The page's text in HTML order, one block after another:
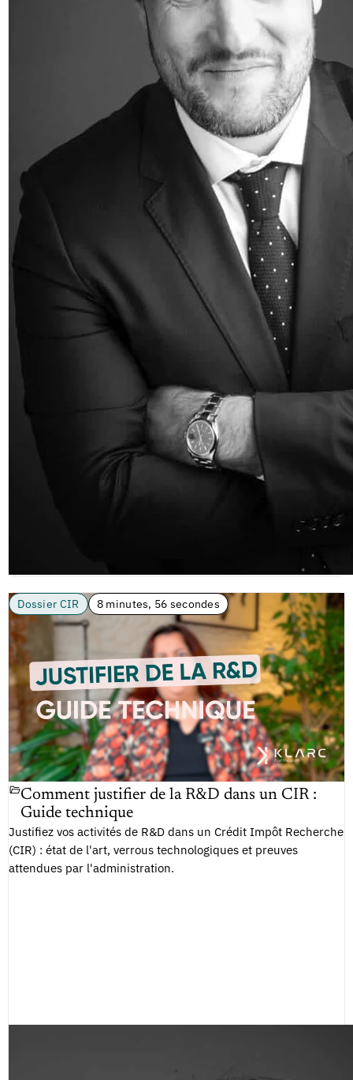
Dossier CIR 8 minutes, 56 secondes
Comment justifier de la R&D dans un CIR :
Guide technique
Justifiez vos activités de R&D dans un Crédit Impôt Recherche
(CIR) : état de l'art, verrous technologiques et preuves
attendues par l'administration.